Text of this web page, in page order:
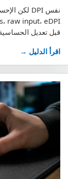
قبل تعديل
اقرأ الدليل →